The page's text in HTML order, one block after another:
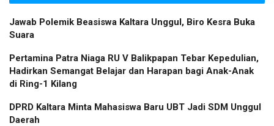
Jawab Polemik Beasiswa Kaltara Unggul, Biro Kesra Buka
Suara
Pertamina Patra Niaga RU V Balikpapan Tebar Kepedulian,
Hadirkan Semangat Belajar dan Harapan bagi Anak-Anak
di Ring-1 Kilang
DPRD Kaltara Minta Mahasiswa Baru UBT Jadi SDM Unggul
Daerah